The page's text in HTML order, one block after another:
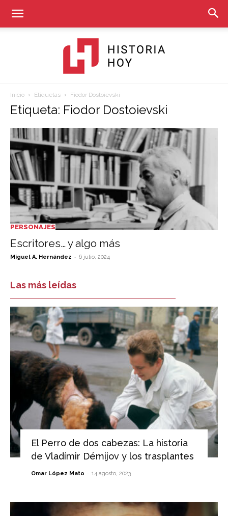
Historia
Hoy
Inicio Etiquetas Fiodor Dostoievski
Etiqueta: Fiodor Dostoievski
PERSONAJES
Escritores… y algo más
Miguel A. Hernández - 6 julio, 2024
Las más leídas
El Perro de dos cabezas: La historia
de Vladímir Démijov y los trasplantes
Omar López Mato - 14 agosto, 2023